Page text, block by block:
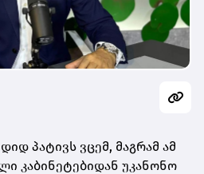
პატივს ვცემ, მაგრამ ამ
კაბინეტებიდან უკანონო